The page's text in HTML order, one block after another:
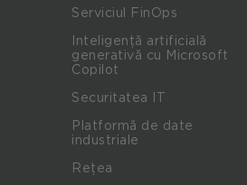
Serviciul FinOps
Inteligență artificială
generativă cu Microsoft
Copilot
Securitatea IT
Platformă de date
industriale
Rețea